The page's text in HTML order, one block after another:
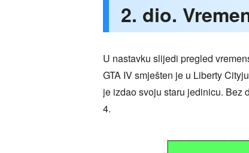
2. dio.
U nastavku slijedi pregled
GTA IV smješten je u Liberty
je izdao svoju staru jedinicu. Bez
4.